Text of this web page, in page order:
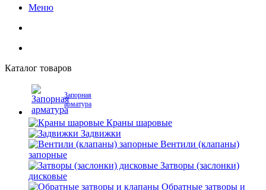
Меню
Каталог товаров
Запорная
арматура
Краны шаровые
Задвижки
Вентили (клапаны)
запорные
Затворы (заслонки)
дисковые
Обратные затворы и